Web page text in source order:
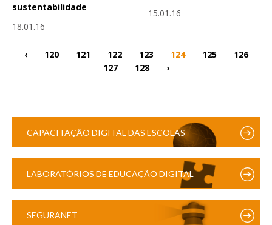
sustentabilidade
18.01.16
15.01.16
‹ 120 121 122 123 124 125
126
127
128 ›
CAPACITAÇÃO DIGITAL DAS ESCOLAS
LABORATÓRIOS DE EDUCAÇÃO DIGITAL
SEGURANET